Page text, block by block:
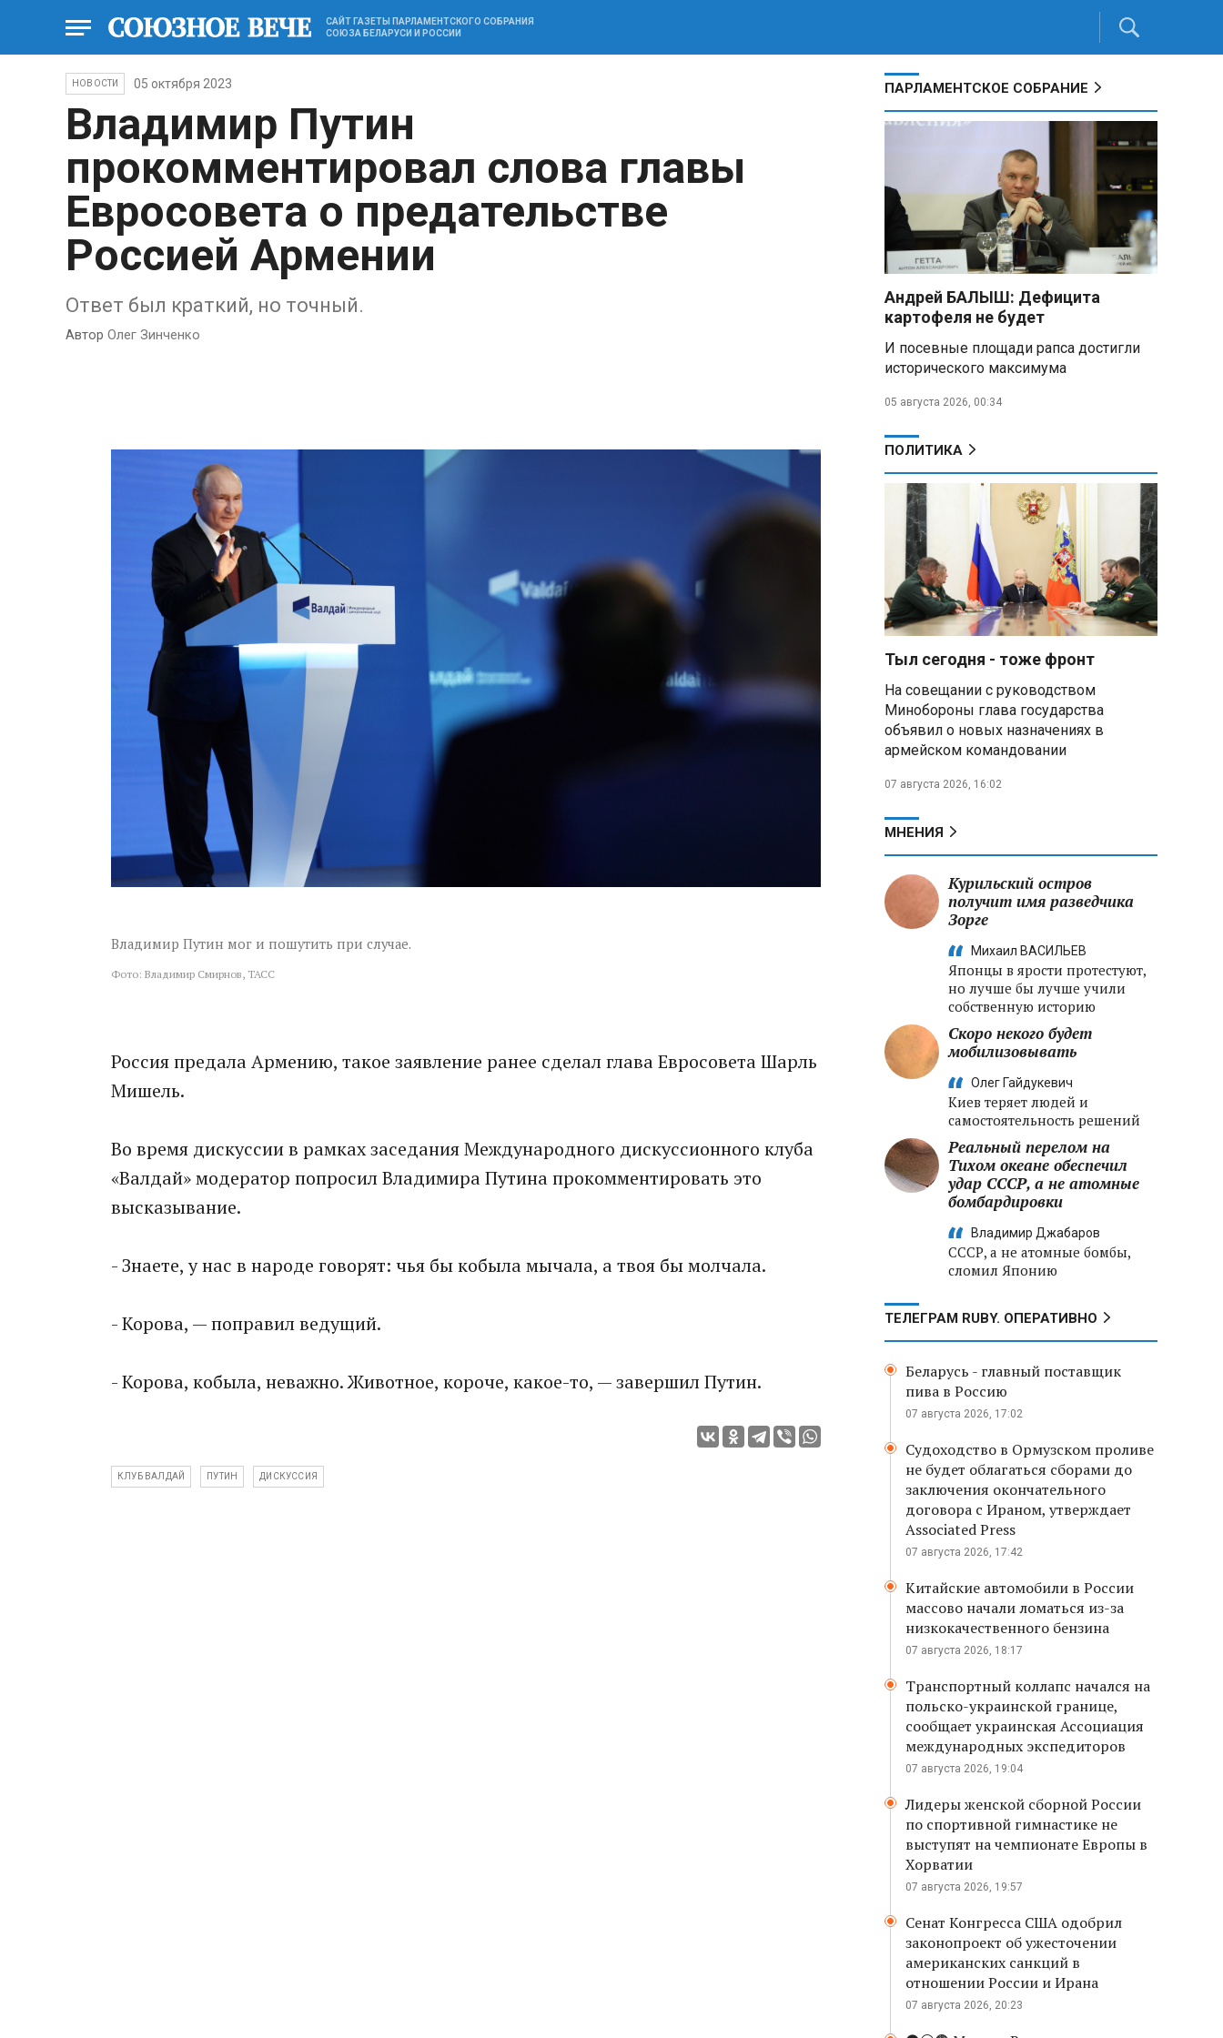
САЙТ ГАЗЕТЫ ПАРЛАМЕНТСКОГО СОБРАНИЯ
СОЮЗА БЕЛАРУСИ И РОССИИ
НОВОСТИ 05 октября 2023
Владимир Путин
прокомментировал слова главы
Евросовета о предательстве
Россией Армении
Ответ был краткий, но точный.
Автор Олег Зинченко
Владимир Путин мог и пошутить при случае.
Фото: Владимир Смирнов, ТАСС
Россия предала Армению, такое заявление ранее сделал глава Евросовета Шарль
Мишель.
Во время дискуссии в рамках заседания Международного дискуссионного клуба
«Валдай» модератор попросил Владимира Путина прокомментировать это
высказывание.
- Знаете, у нас в народе говорят: чья бы кобыла мычала, а твоя бы молчала.
- Корова, — поправил ведущий.
- Корова, кобыла, неважно. Животное, короче, какое-то, — завершил Путин.
КЛУБ ВАЛДАЙ ПУТИН ДИСКУССИЯ
ПАРЛАМЕНТСКОЕ СОБРАНИЕ
Андрей БАЛЫШ: Дефицита
картофеля не будет
И посевные площади рапса достигли
исторического максимума
05 августа 2026, 00:34
ПОЛИТИКА
Тыл сегодня - тоже фронт
На совещании с руководством
Минобороны глава государства
объявил о новых назначениях в
армейском командовании
07 августа 2026, 16:02
МНЕНИЯ
Курильский остров
получит имя разведчика
Зорге
Михаил ВАСИЛЬЕВ
Японцы в ярости протестуют,
но лучше бы лучше учили
собственную историю
Скоро некого будет
мобилизовывать
Олег Гайдукевич
Киев теряет людей и
самостоятельность решений
Реальный перелом на
Тихом океане обеспечил
удар СССР, а не атомные
бомбардировки
Владимир Джабаров
СССР, а не атомные бомбы,
сломил Японию
ТЕЛЕГРАМ RUBY. ОПЕРАТИВНО
Беларусь - главный поставщик
пива в Россию
07 августа 2026, 17:02
Судоходство в Ормузском проливе
не будет облагаться сборами до
заключения окончательного
договора с Ираном, утверждает
Associated Press
07 августа 2026, 17:42
Китайские автомобили в России
массово начали ломаться из-за
низкокачественного бензина
07 августа 2026, 18:17
Транспортный коллапс начался на
польско-украинской границе,
сообщает украинская Ассоциация
международных экспедиторов
07 августа 2026, 19:04
Лидеры женской сборной России
по спортивной гимнастике не
выступят на чемпионате Европы в
Хорватии
07 августа 2026, 19:57
Сенат Конгресса США одобрил
законопроект об ужесточении
американских санкций в
отношении России и Ирана
07 августа 2026, 20:23